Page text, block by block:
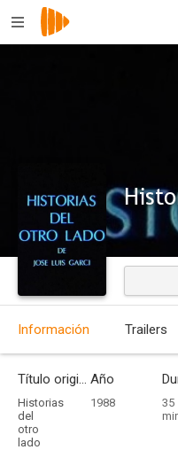
Información Trailers
Título original
Historias
del
otro
lado
Año
1988
35